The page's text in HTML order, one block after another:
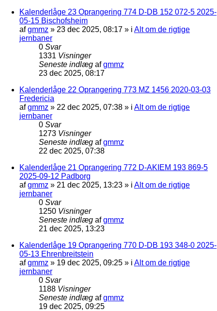
Kalenderlåge 23 Oprangering 774 D-DB 152 072-5 2025-
05-15 Bischofsheim
afgmmz » 23 dec 2025, 08:17 » i Alt om de rigtige
jernbaner
0 Svar
1331 Visninger
Seneste indlæg afgmmz
23 dec 2025, 08:17
Kalenderlåge 22 Oprangering 773 MZ 1456 2020-03-03
Fredericia
afgmmz » 22 dec 2025, 07:38 » i Alt om de rigtige
jernbaner
0 Svar
1273 Visninger
Seneste indlæg afgmmz
22 dec 2025, 07:38
Kalenderlåge 21 Oprangering 772 D-AKIEM 193 869-5
2025-09-12 Padborg
afgmmz » 21 dec 2025, 13:23 » i Alt om de rigtige
jernbaner
0 Svar
1250 Visninger
Seneste indlæg afgmmz
21 dec 2025, 13:23
Kalenderlåge 19 Oprangering 770 D-DB 193 348-0 2025-
05-13 Ehrenbreitstein
afgmmz » 19 dec 2025, 09:25 » i Alt om de rigtige
jernbaner
0 Svar
1188 Visninger
Seneste indlæg afgmmz
19 dec 2025, 09:25